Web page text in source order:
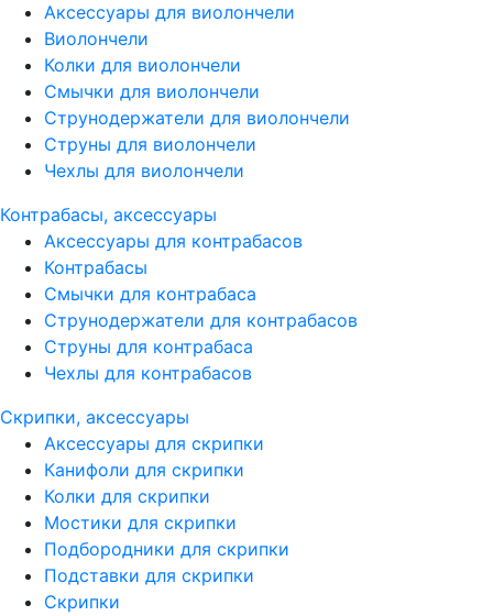
Аксессуары для виолончели
Виолончели
Колки для виолончели
Смычки для виолончели
Струнодержатели для виолончели
Струны для виолончели
Чехлы для виолончели
Контрабасы, аксессуары
Аксессуары для контрабасов
Контрабасы
Смычки для контрабаса
Струнодержатели для контрабасов
Струны для контрабаса
Чехлы для контрабасов
Скрипки, аксессуары
Аксессуары для скрипки
Канифоли для скрипки
Колки для скрипки
Мостики для скрипки
Подбородники для скрипки
Подставки для скрипки
Скрипки